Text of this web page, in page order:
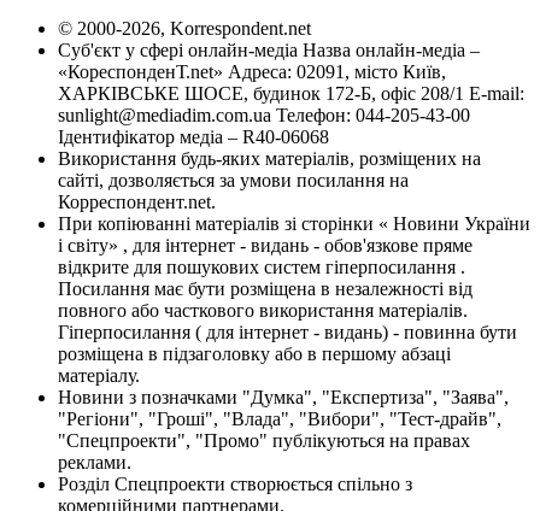
© 2000-2026, Korrespondent.net
Суб'єкт у сфері онлайн-медіа Назва онлайн-медіа –
«КореспонденТ.net» Адреса: 02091, місто Київ,
ХАРКІВСЬКЕ ШОСЕ, будинок 172-Б, офіс 208/1 E-mail:
sunlight@mediadim.com.ua Телефон: 044-205-43-00
Ідентифікатор медіа – R40-06068
Використання будь-яких матеріалів, розміщених на
сайті, дозволяється за умови посилання на
Корреспондент.net.
При копіюванні матеріалів зі сторінки « Новини України
і світу» , для інтернет - видань - обов'язкове пряме
відкрите для пошукових систем гіперпосилання .
Посилання має бути розміщена в незалежності від
повного або часткового використання матеріалів.
Гіперпосилання ( для інтернет - видань) - повинна бути
розміщена в підзаголовку або в першому абзаці
матеріалу.
Новини з позначками "Думка", "Експертиза", "Заява",
"Регіони", "Гроші", "Влада", "Вибори", "Тест-драйв",
"Спецпроекти", "Промо" публікуються на правах
реклами.
Розділ Спецпроекти створюється спільно з
комерційними партнерами.